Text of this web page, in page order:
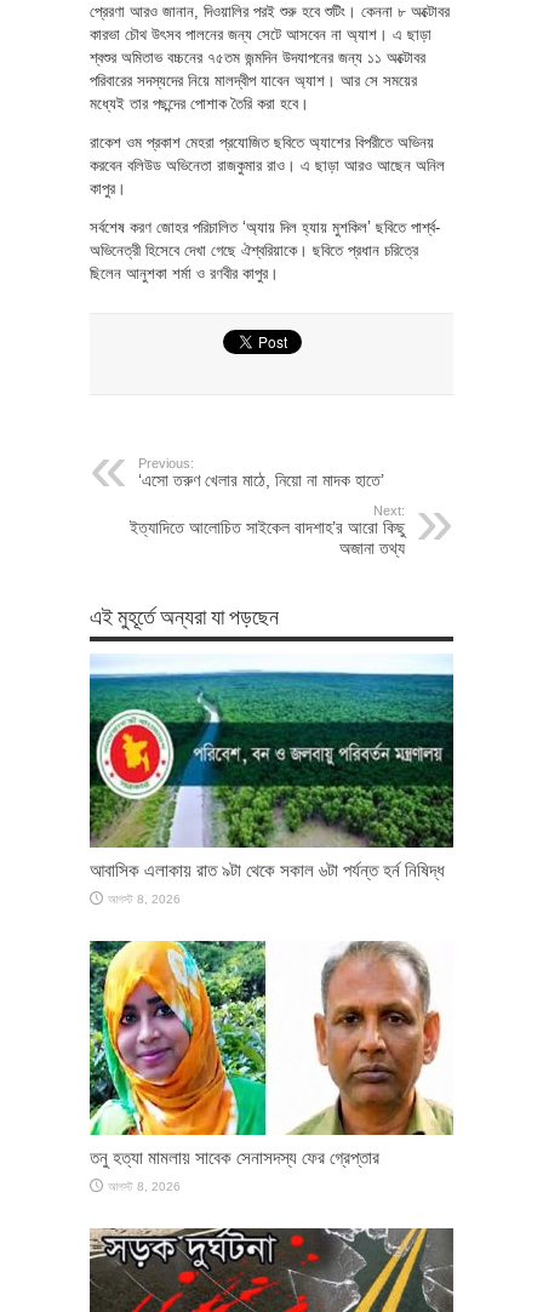
প্রেরণা আরও জানান, দিওয়ালির পরই শুরু হবে শুটিং। কেননা ৮ অক্টোবর
কারভা চৌথ উৎসব পালনের জন্য সেটে আসবেন না অ্যাশ। এ ছাড়া
শ্বশুর অমিতাভ বচ্চনের ৭৫তম জন্মদিন উদযাপনের জন্য ১১ অক্টোবর
পরিবারের সদস্যদের নিয়ে মালদ্বীপ যাবেন অ্যাশ। আর সে সময়ের
মধ্যেই তার পছন্দের পোশাক তৈরি করা হবে।
রাকেশ ওম প্রকাশ মেহরা প্রযোজিত ছবিতে অ্যাশের বিপরীতে অভিনয়
করবেন বলিউড অভিনেতা রাজকুমার রাও। এ ছাড়া আরও আছেন অনিল
কাপুর।
সর্বশেষ করণ জোহর পরিচালিত ‘অ্যায় দিল হ্যায় মুশকিল’ ছবিতে পার্শ্ব-
অভিনেত্রী হিসেবে দেখা গেছে ঐশ্বরিয়াকে। ছবিতে প্রধান চরিত্রে
ছিলেন আনুশকা শর্মা ও রণবীর কাপুর।
Previous:
‘এসো তরুণ খেলার মাঠে, নিয়ো না মাদক হাতে’
Next:
ইত্যাদিতে আলোচিত সাইকেল বাদশাহ’র আরো কিছু
অজানা তথ্য
এই মুহূর্তে অন্যরা যা পড়ছেন
আবাসিক এলাকায় রাত ৯টা থেকে সকাল ৬টা পর্যন্ত হর্ন নিষিদ্ধ
আগস্ট 8, 2026
তনু হত্যা মামলায় সাবেক সেনাসদস্য ফের গ্রেপ্তার
আগস্ট 8, 2026